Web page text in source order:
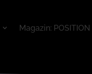
Magazin: POSITION